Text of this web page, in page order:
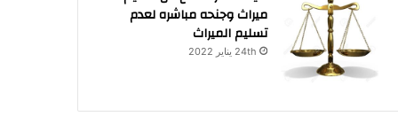
ميراث وجنحه مباشره لعدم
تسليم الميراث
24th يناير 2022